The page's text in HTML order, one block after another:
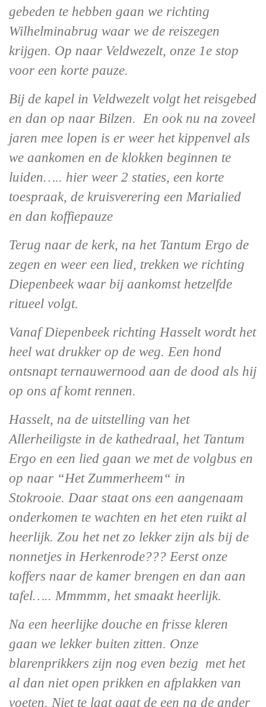
gebeden te hebben gaan we richting
Wilhelminabrug waar we de reiszegen
krijgen. Op naar Veldwezelt, onze 1e stop
voor een korte pauze.
Bij de kapel in Veldwezelt volgt het reisgebed
en dan op naar Bilzen. En ook nu na zoveel
jaren mee lopen is er weer het kippenvel als
we aankomen en de klokken beginnen te
luiden….. hier weer 2 staties, een korte
toespraak, de kruisverering een Marialied
en dan koffiepauze
Terug naar de kerk, na het Tantum Ergo de
zegen en weer een lied, trekken we richting
Diepenbeek waar bij aankomst hetzelfde
ritueel volgt.
Vanaf Diepenbeek richting Hasselt wordt het
heel wat drukker op de weg. Een hond
ontsnapt ternauwernood aan de dood als hij
op ons af komt rennen.
Hasselt, na de uitstelling van het
Allerheiligste in de kathedraal, het Tantum
Ergo en een lied gaan we met de volgbus en
op naar “Het Zummerheem“ in
Stokrooie. Daar staat ons een aangenaam
onderkomen te wachten en het eten ruikt al
heerlijk. Zou het net zo lekker zijn als bij de
nonnetjes in Herkenrode??? Eerst onze
koffers naar de kamer brengen en dan aan
tafel….. Mmmmm, het smaakt heerlijk.
Na een heerlijke douche en frisse kleren
gaan we lekker buiten zitten. Onze
blarenprikkers zijn nog even bezig met het
al dan niet open prikken en afplakken van
voeten. Niet te laat gaat de een na de ander